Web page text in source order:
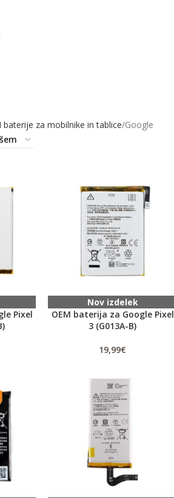
baterije za mobilnike in tablice Google
Pixel
Nov izdelek
OEM baterija za Google Pixel
3 (G013A-B)
19,99€